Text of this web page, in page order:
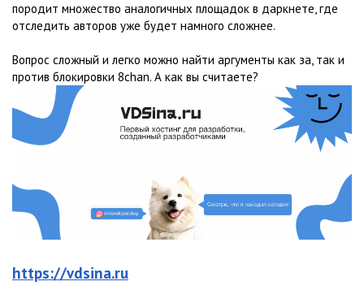
породит множество аналогичных площадок в даркнете, где
отследить авторов уже будет намного сложнее.
Вопрос сложный и легко можно найти аргументы как за, так и
против блокировки 8chan. А как вы считаете?
https://vdsina.ru